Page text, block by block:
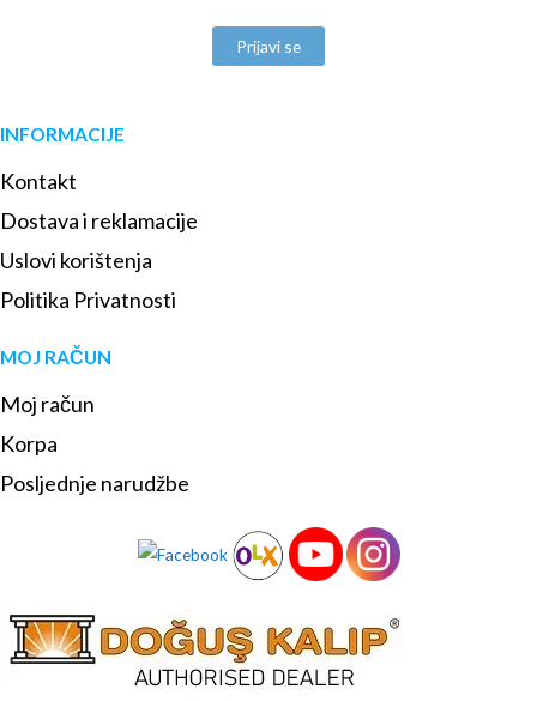
Prijavi se
INFORMACIJE
Kontakt
Dostava i reklamacije
Uslovi korištenja
Politika Privatnosti
MOJ RAČUN
Moj račun
Korpa
Posljednje narudžbe